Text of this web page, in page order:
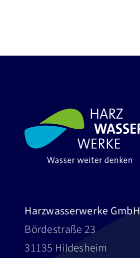
Harzwasserwerke GmbH
Bördestraße 23
31135 Hildesheim